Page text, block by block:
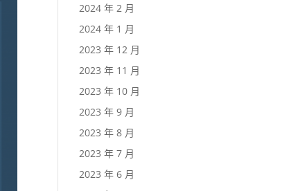
2024 年 2 月
2024 年 1 月
2023 年 12 月
2023 年 11 月
2023 年 10 月
2023 年 9 月
2023 年 8 月
2023 年 7 月
2023 年 6 月